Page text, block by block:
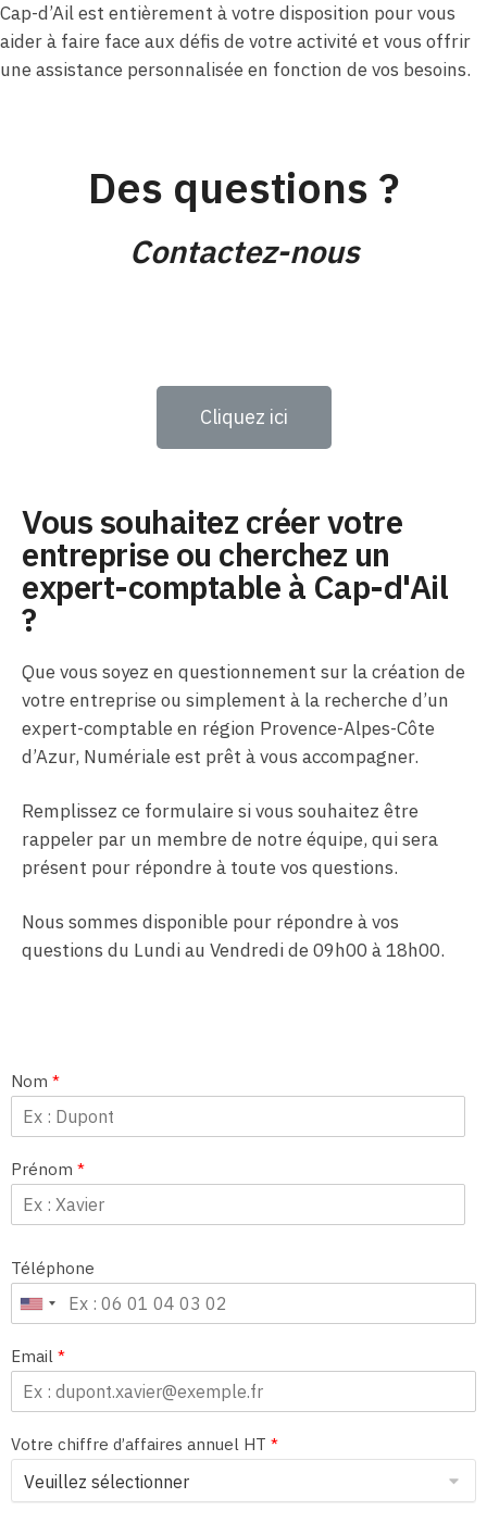
Cap-d’Ail est entièrement à votre disposition pour vous
aider à faire face aux défis de votre activité et vous offrir
une assistance personnalisée en fonction de vos besoins.
Des questions ?
Contactez-nous
Cliquez ici
Vous souhaitez créer votre
entreprise ou cherchez un
expert-comptable à Cap-d'Ail
?
Que vous soyez en questionnement sur la création de
votre entreprise ou simplement à la recherche d’un
expert-comptable en région Provence-Alpes-Côte
d’Azur, Numériale est prêt à vous accompagner.
Remplissez ce formulaire si vous souhaitez être
rappeler par un membre de notre équipe, qui sera
présent pour répondre à toute vos questions.
Nous sommes disponible pour répondre à vos
questions du Lundi au Vendredi de 09h00 à 18h00.
Nom *
Prénom *
Téléphone
Email *
Votre chiffre d’affaires annuel HT *